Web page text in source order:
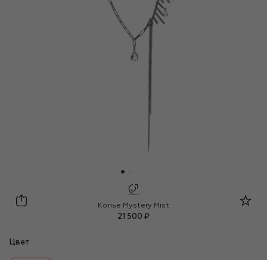
Caviar jewellery
Колье Mystery Mist
21 500 ₽
Цвет